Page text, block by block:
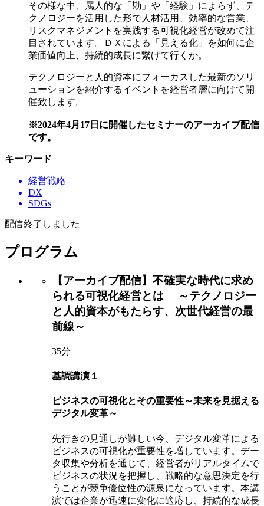
その様な中、属人的な「勘」や「経験」によらず、テ
クノロジーを活用した形で人材活用、効率的な営業、
リスクマネジメントを実践する可視化経営が改めて注
目されています。ＤＸによる「見える化」を如何に企
業価値向上、持続的成長に繋げて行くか。​
テクノロジーと人的資本にフォーカスした最新のソリ
ューションを紹介するイベントを経営者層に向けて開
催致します。​
※2024年4月17日に開催したセミナーのアーカイブ配信
です。
キーワード
経営戦略
DX
SDGs
配信終了しました
プログラム
【アーカイブ配信】不確実な時代に求め
られる可視化経営とは​ ～テクノロジー
と人的資本がもたらす、次世代経営の最
前線～
35分
基調講演１
ビジネスの可視化とその重要性～未来を見据える
デジタル変革～
先行きの見通しが難しい今、デジタル変革による
ビジネスの可視化が重要性を増しています。デー
タ収集や分析を通じて、経営者がリアルタイムで
ビジネスの状況を把握し、戦略的な意思決定を行
うことが競争優位性の源泉になっています。本講
演では企業が迅速に変化に適応し、持続的な成長